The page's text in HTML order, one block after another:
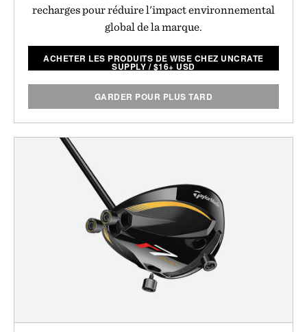
recharges pour réduire l'impact environnemental
global de la marque.
ACHETER LES PRODUITS DE WISE CHEZ UNCRATE
SUPPLY /$16+ USD
GARDER POUR PLUS TARD